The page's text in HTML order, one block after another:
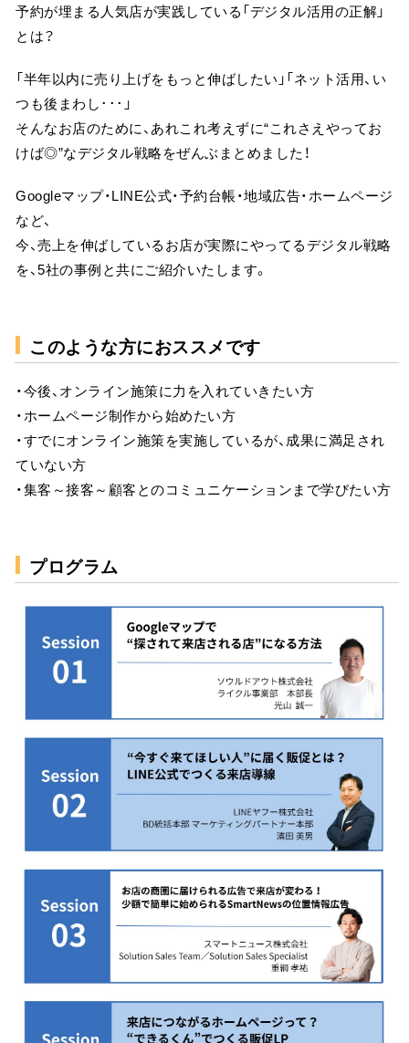
予約が埋まる人気店が実践している「デジタル活用の正解」
とは？
「半年以内に売り上げをもっと伸ばしたい」「ネット活用、い
つも後まわし･･･」
そんなお店のために、あれこれ考えずに“これさえやってお
けば◎”なデジタル戦略をぜんぶまとめました！
Googleマップ・LINE公式・予約台帳・地域広告・ホームページ
など、
今、売上を伸ばしているお店が実際にやってるデジタル戦略
を、5社の事例と共にご紹介いたします。
このような方におススメです
・今後、オンライン施策に力を入れていきたい方
・ホームページ制作から始めたい方
・すでにオンライン施策を実施しているが、成果に満足され
ていない方
・集客～接客～顧客とのコミュニケーションまで学びたい方
プログラム